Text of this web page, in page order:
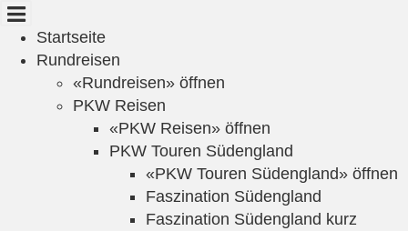
Startseite
Rundreisen
«Rundreisen» öffnen
PKW Reisen
«PKW Reisen» öffnen
PKW Touren Südengland
«PKW Touren Südengland» öffnen
Faszination Südengland
Faszination Südengland kurz
Cookie-Einstellungen